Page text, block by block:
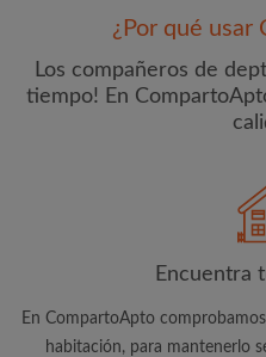
Dirección de correo
He leído, entendido y
y reconocer la Política de
¿Por qué usar
Los compañeros de
tiempo! En
Encuentra
En CompartoApto
habitación, para mantenerlo